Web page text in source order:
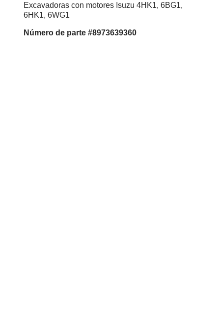
Excavadoras con motores Isuzu 4HK1, 6BG1,
6HK1, 6WG1
Número de parte #8973639360